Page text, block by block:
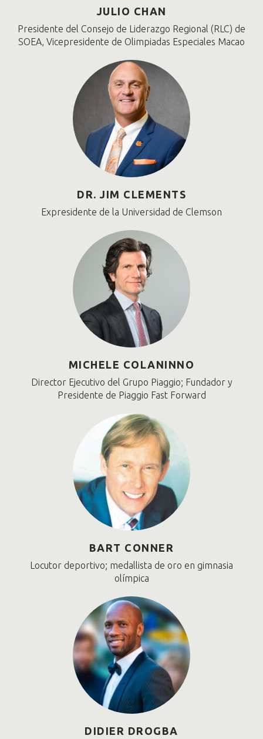
JULIO CHAN
Presidente del Consejo de Liderazgo Regional (RLC) de
SOEA, Vicepresidente de Olimpiadas Especiales Macao
DR. JIM CLEMENTS
Expresidente de la Universidad de Clemson
MICHELE COLANINNO
Director Ejecutivo del Grupo Piaggio; Fundador y
Presidente de Piaggio Fast Forward
BART CONNER
Locutor deportivo; medallista de oro en gimnasia
olímpica
DIDIER DROGBA